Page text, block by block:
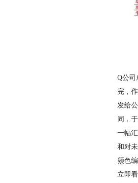
Q公司
完，
发给
同，
一幅
和对
颜色
立即